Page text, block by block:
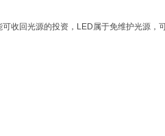
收回光源的投资，LED属于免维护光源，